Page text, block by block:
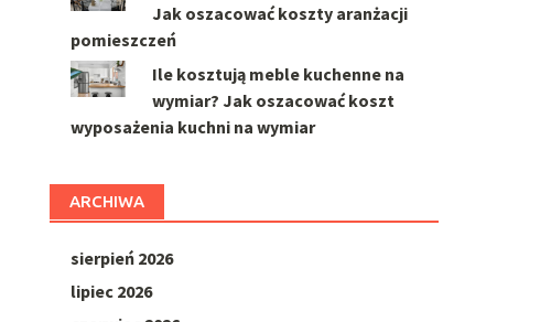
Jak oszacować koszty aranżacji
pomieszczeń
Ile kosztują meble kuchenne na
wymiar? Jak oszacować koszt
wyposażenia kuchni na wymiar
ARCHIWA
sierpień 2026
lipiec 2026